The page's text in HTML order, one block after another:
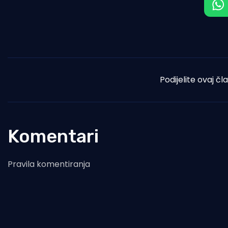
Podijelite ovaj
Komentari
Pravila komentiranja